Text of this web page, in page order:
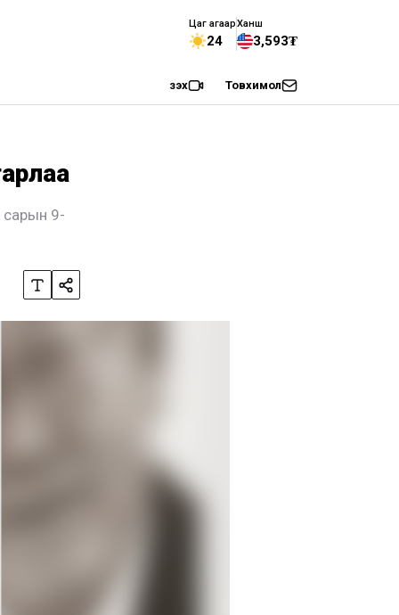
Цаг агаар
24
Ханш
3,593₮
Үзэх Товхимол
сарын 9-